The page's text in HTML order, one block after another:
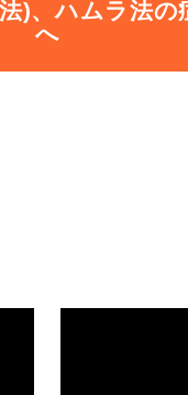
)、ハムラ法の
へ